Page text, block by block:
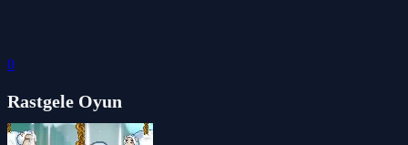
0
Rastgele Oyun